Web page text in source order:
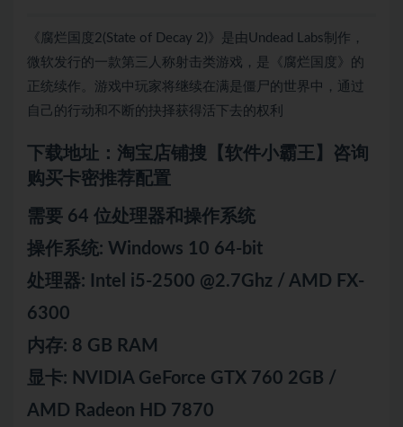
《腐烂国度2(State of Decay 2)》是由Undead Labs制作，
微软发行的一款第三人称射击类游戏，是《腐烂国度》的
正统续作。游戏中玩家将继续在满是僵尸的世界中，通过
自己的行动和不断的抉择获得活下去的权利
下载地址：淘宝店铺搜【软件小霸王】咨询
购买卡密推荐配置
需要 64 位处理器和操作系统
操作系统: Windows 10 64-bit
处理器: Intel i5-2500 @2.7Ghz / AMD FX-
6300
内存: 8 GB RAM
显卡: NVIDIA GeForce GTX 760 2GB /
AMD Radeon HD 7870